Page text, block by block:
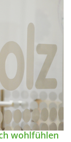
wohlfühlen